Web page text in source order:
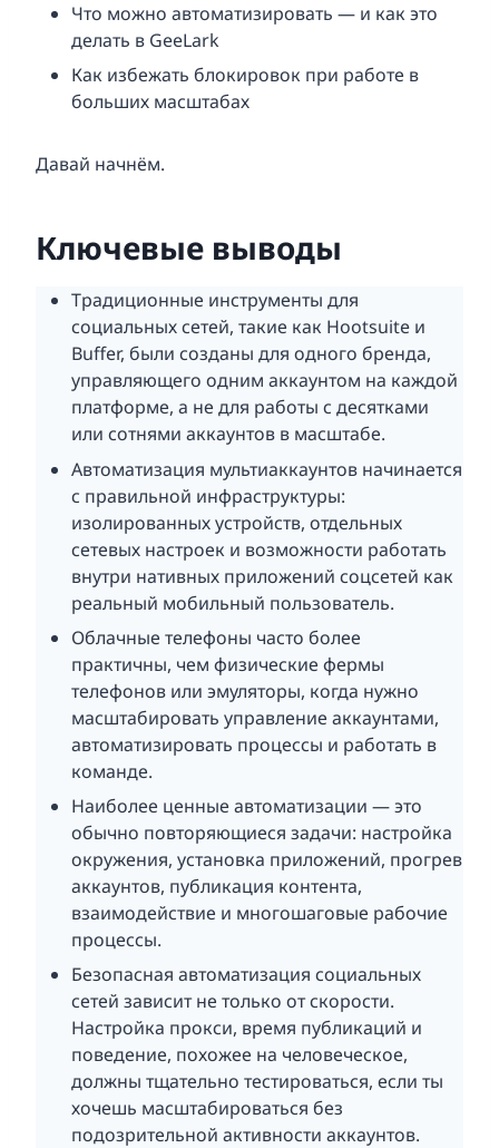
Что можно автоматизировать — и как это
делать в GeeLark
Как избежать блокировок при работе в
больших масштабах
Давай начнём.
Ключевые выводы
Традиционные инструменты для
социальных сетей, такие как Hootsuite и
Buffer, были созданы для одного бренда,
управляющего одним аккаунтом на каждой
платформе, а не для работы с десятками
или сотнями аккаунтов в масштабе.
Автоматизация мультиаккаунтов начинается
с правильной инфраструктуры:
изолированных устройств, отдельных
сетевых настроек и возможности работать
внутри нативных приложений соцсетей как
реальный мобильный пользователь.
Облачные телефоны часто более
практичны, чем физические фермы
телефонов или эмуляторы, когда нужно
масштабировать управление аккаунтами,
автоматизировать процессы и работать в
команде.
Наиболее ценные автоматизации — это
обычно повторяющиеся задачи: настройка
окружения, установка приложений, прогрев
аккаунтов, публикация контента,
взаимодействие и многошаговые рабочие
процессы.
Безопасная автоматизация социальных
сетей зависит не только от скорости.
Настройка прокси, время публикаций и
поведение, похожее на человеческое,
должны тщательно тестироваться, если ты
хочешь масштабироваться без
подозрительной активности аккаунтов.